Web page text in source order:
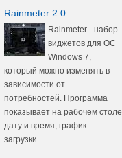
Rainmeter 2.0
Rainmeter - набор
виджетов для ОС
Windows 7,
который можно изменять в
зависимости от
потребностей. Программа
показывает на рабочем столе
дату и время, график
загрузки...